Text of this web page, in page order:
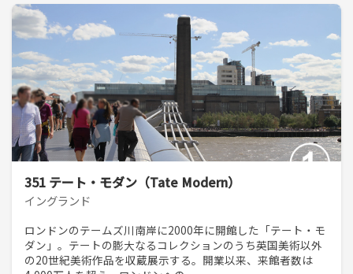
351 テート・モダン（Tate Modern）
イングランド
ロンドンのテームズ川南岸に2000年に開館した「テート・モ
ダン」。テートの膨大なるコレクションのうち英国美術以外
の20世紀美術作品を収蔵展示する。開業以来、来館者数は